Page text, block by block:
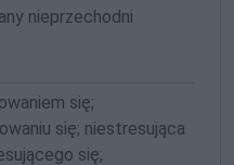
nieprzechodni
się;
się; niestresująca
się;